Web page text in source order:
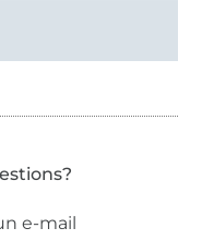
e-mail